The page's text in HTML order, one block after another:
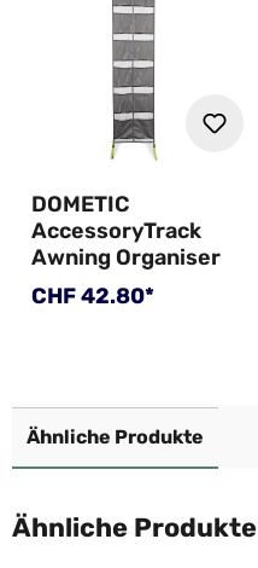
DOMETIC
AccessoryTrack
Awning Organiser
Regulärer Preis:
CHF 42.80*
Ähnliche Produkte
Ähnliche Produkte